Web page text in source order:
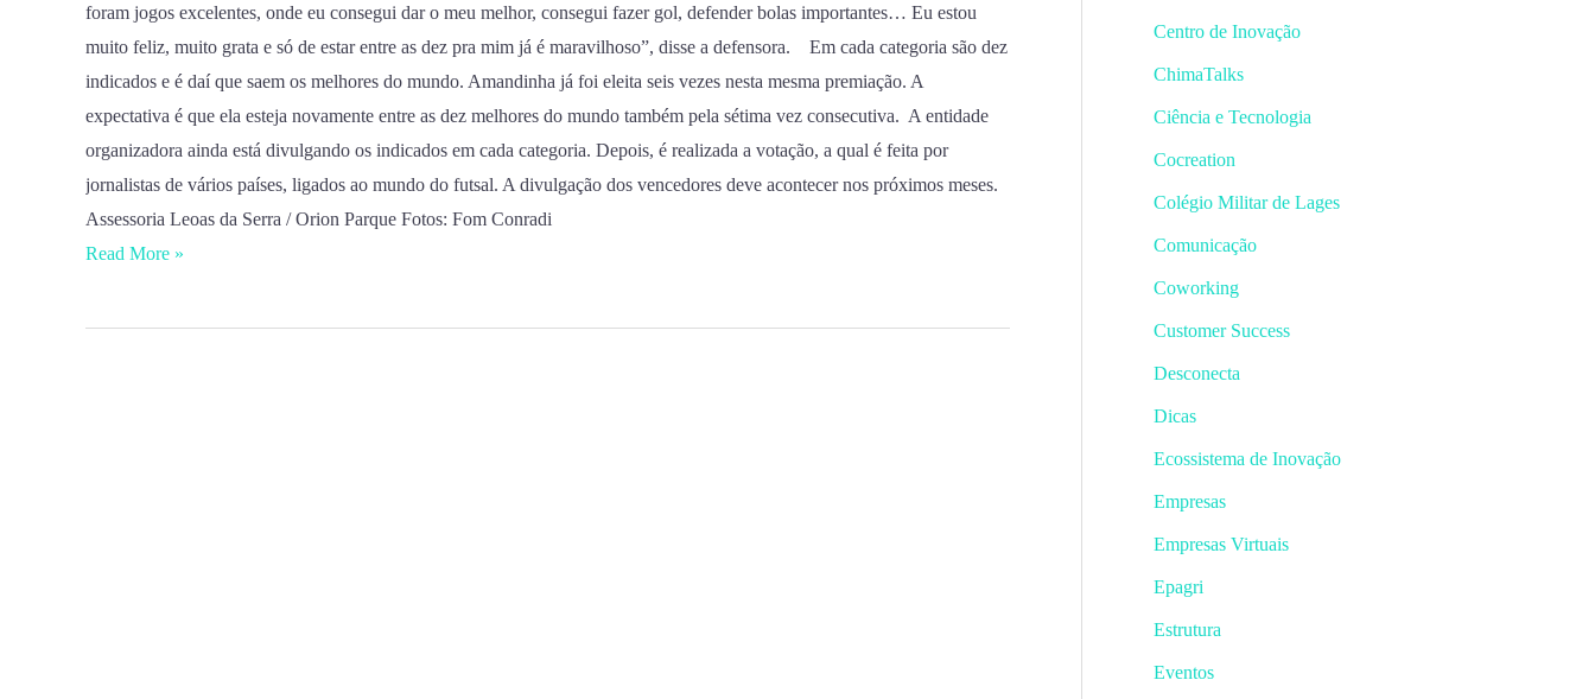
foram jogos excelentes, onde eu consegui dar o meu melhor, consegui fazer gol, defender bolas importantes… Eu estou
muito feliz, muito grata e só de estar entre as dez pra mim já é maravilhoso”, disse a defensora. Em cada categoria são dez
indicados e é daí que saem os melhores do mundo. Amandinha já foi eleita seis vezes nesta mesma premiação. A
expectativa é que ela esteja novamente entre as dez melhores do mundo também pela sétima vez consecutiva. A entidade
organizadora ainda está divulgando os indicados em cada categoria. Depois, é realizada a votação, a qual é feita por
jornalistas de vários países, ligados ao mundo do futsal. A divulgação dos vencedores deve acontecer nos próximos meses.
Assessoria Leoas da Serra / Orion Parque Fotos: Fom Conradi
Read More »
Centro de Inovação
ChimaTalks
Ciência e Tecnologia
Cocreation
Colégio Militar de Lages
Comunicação
Coworking
Customer Success
Desconecta
Dicas
Ecossistema de Inovação
Empresas
Empresas Virtuais
Epagri
Estrutura
Eventos